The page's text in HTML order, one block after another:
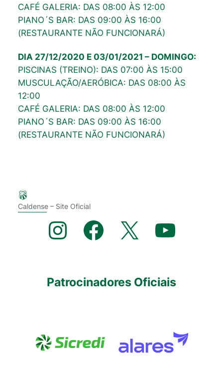
CAFÉ GALERIA: DAS 08:00 ÀS 12:00
PIANO´S BAR: DAS 09:00 ÀS 16:00
(RESTAURANTE NÃO FUNCIONARÁ)
DIA 27/12/2020 E 03/01/2021 – DOMINGO:
PISCINAS (TREINO): DAS 07:00 ÀS 15:00
MUSCULAÇÃO/AERÓBICA: DAS 08:00 ÀS
12:00
CAFÉ GALERIA: DAS 08:00 ÀS 12:00
PIANO´S BAR: DAS 09:00 ÀS 16:00
(RESTAURANTE NÃO FUNCIONARÁ)
Caldense – Site Oficial
Instagram Facebook X YouTube
Patrocinadores Oficiais